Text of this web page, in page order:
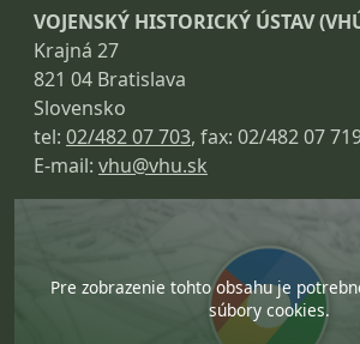
VOJENSKÝ HISTORICKÝ ÚSTAV
Krajná 27
821 04 Bratislava
Slovensko
tel: 02/482 07 703, fax: 02/482 07
E-mail: vhu@vhu.sk
Pre zobrazenie tohto obsahu je
súbory cookies.